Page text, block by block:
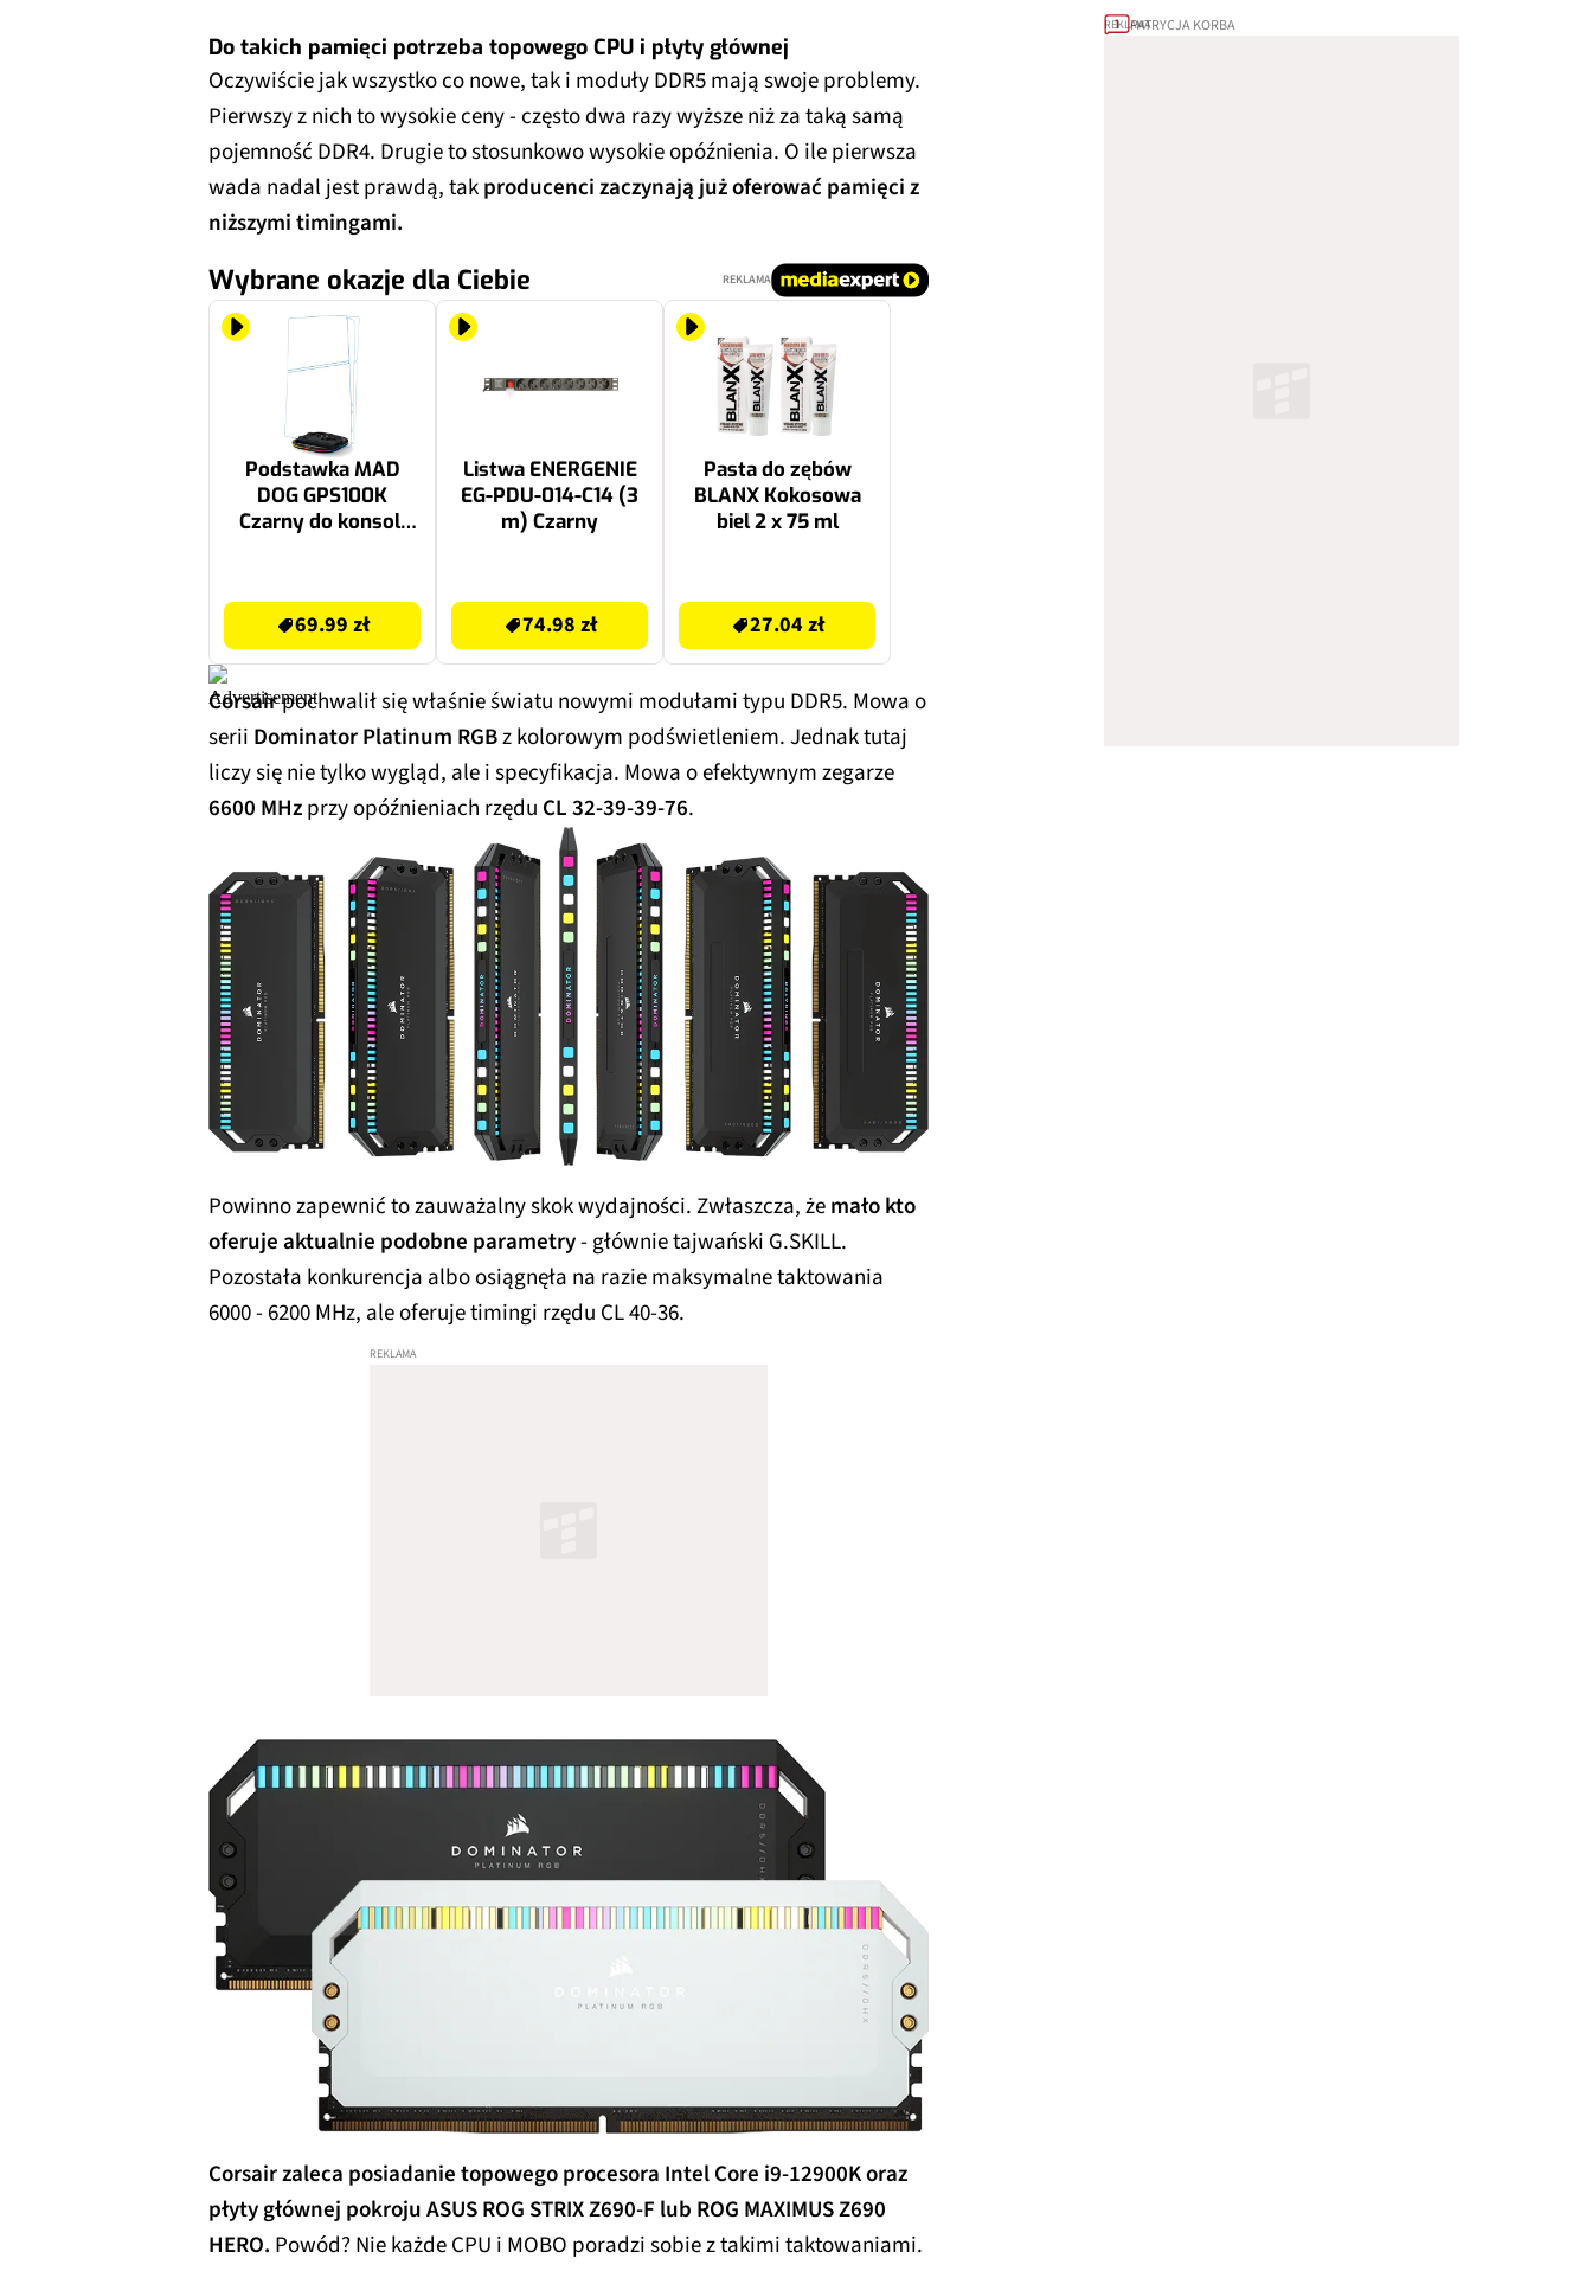
Do takich pamięci potrzeba topowego CPU i płyty głównej
Oczywiście jak wszystko co nowe, tak i moduły DDR5 mają swoje problemy.
Pierwszy z nich to wysokie ceny - często dwa razy wyższe niż za taką samą
pojemność DDR4. Drugie to stosunkowo wysokie opóźnienia. O ile pierwsza
wada nadal jest prawdą, takproducenci zaczynają już oferować pamięci z
niższymi timingami.
Wybrane okazje dla Ciebie REKLAMA
Podstawka MAD
DOG GPS100K
Czarny do konsoli
69.99 zł
Listwa ENERGENIE
EG-PDU-014-C14 (3
m) Czarny
74.98 zł
Pasta do zębów
BLANX Kokosowa
biel 2 x 75 ml
27.04 zł
Corsairpochwalił się właśnie światu nowymi modułami typu DDR5. Mowa o
serii Dominator Platinum RGBz kolorowym podświetleniem. Jednak tutaj
liczy się nie tylko wygląd, ale i specyfikacja. Mowa o efektywnym zegarze
6600 MHzprzy opóźnieniach rzędu CL 32-39-39-76.
Powinno zapewnić to zauważalny skok wydajności. Zwłaszcza, żemało kto
oferuje aktualnie podobne parametry- głównie tajwański G.SKILL.
Pozostała konkurencja albo osiągnęła na razie maksymalne taktowania
6000 - 6200 MHz, ale oferuje timingi rzędu CL 40-36.
Corsair zaleca posiadanie topowego procesora Intel Core i9-12900K oraz
płyty głównej pokroju ASUS ROG STRIX Z690-F lub ROG MAXIMUS Z690
HERO. Powód? Nie każde CPU i MOBO poradzi sobie z takimi taktowaniami.
1 PATRYCJA KORBA